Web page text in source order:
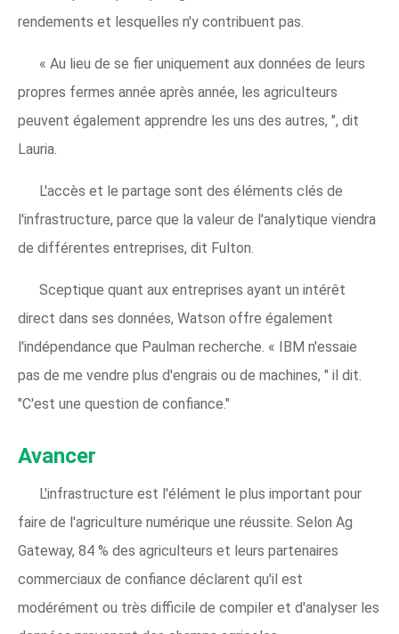
rendements et lesquelles n'y contribuent pas.
« Au lieu de se fier uniquement aux données de leurs
propres fermes année après année, les agriculteurs
peuvent également apprendre les uns des autres, ", dit
Lauria.
L'accès et le partage sont des éléments clés de
l'infrastructure, parce que la valeur de l'analytique viendra
de différentes entreprises, dit Fulton.
Sceptique quant aux entreprises ayant un intérêt
direct dans ses données, Watson offre également
l'indépendance que Paulman recherche. « IBM n'essaie
pas de me vendre plus d'engrais ou de machines, " il dit.
"C'est une question de confiance."
Avancer
L'infrastructure est l'élément le plus important pour
faire de l'agriculture numérique une réussite. Selon Ag
Gateway, 84 % des agriculteurs et leurs partenaires
commerciaux de confiance déclarent qu'il est
modérément ou très difficile de compiler et d'analyser les